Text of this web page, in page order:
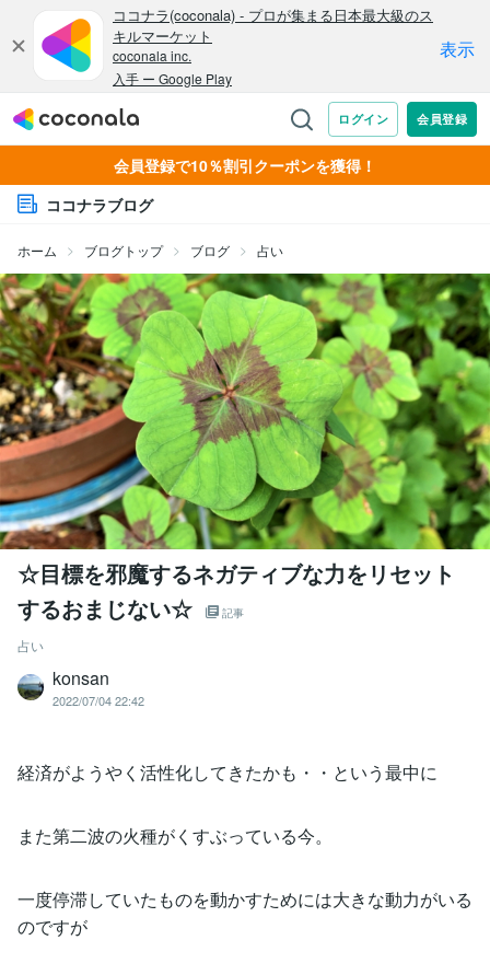
会員登録で10％割引クーポンを獲得！
ココナラブログ
ホーム ブログトップ ブログ 占い
☆目標を邪魔するネガティブな力をリセット
するおまじない☆
記事
占い
konsan
2022/07/04 22:42
経済がようやく活性化してきたかも・・という最中に
また第二波の火種がくすぶっている今。
一度停滞していたものを動かすためには大きな動力がいる
のですが